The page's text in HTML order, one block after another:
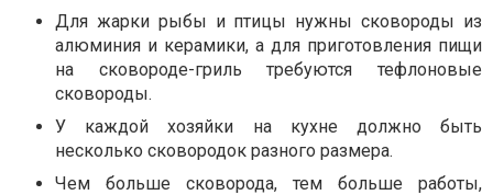
Для жарки рыбы и птицы нужны сковороды из
алюминия и керамики, а для приготовления пищи
на сковороде-гриль требуются тефлоновые
сковороды.
У каждой хозяйки на кухне должно быть
несколько сковородок разного размера.
Чем больше сковорода, тем больше работы,